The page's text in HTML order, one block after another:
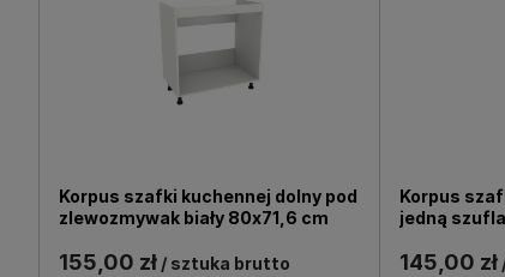
mieszkalnych i
łazienkowych czy
uniwersalności może
wnętrz. Jego montaż
Korpus szafki kuchennej dolny pod
zlewozmywak biały 80x71,6 cm
155,00 zł / sztuka brutto
Korpus
jedną
145,00 zł